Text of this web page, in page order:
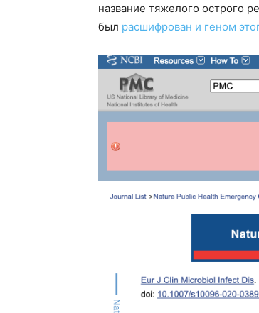
название тяжелого острого
был расшифрован и геном